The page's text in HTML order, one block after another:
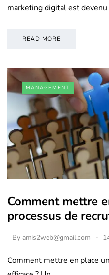
marketing digital est
READ MORE
MANAGEMENT
Comment mettre
processus de
By amis2web@gmail.com
Comment mettre en place